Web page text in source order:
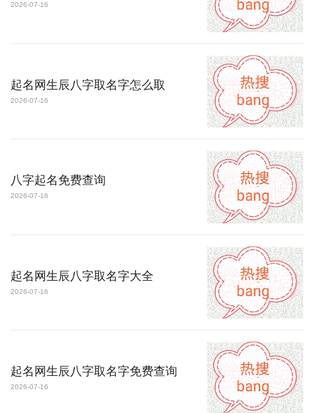
2026-07-16
起名网生辰八字取名字怎么取
2026-07-16
八字起名免费查询
2026-07-16
起名网生辰八字取名字大全
2026-07-16
起名网生辰八字取名字免费查询
2026-07-16